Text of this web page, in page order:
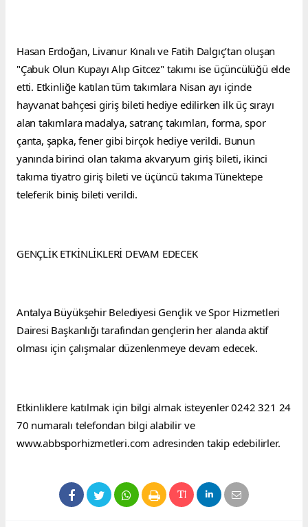
Hasan Erdoğan, Livanur Kınalı ve Fatih Dalgıç’tan oluşan
"Çabuk Olun Kupayı Alıp Gitcez" takımı ise üçüncülüğü elde
etti. Etkinliğe katılan tüm takımlara Nisan ayı içinde
hayvanat bahçesi giriş bileti hediye edilirken ilk üç sırayı
alan takımlara madalya, satranç takımları, forma, spor
çanta, şapka, fener gibi birçok hediye verildi. Bunun
yanında birinci olan takıma akvaryum giriş bileti, ikinci
takıma tiyatro giriş bileti ve üçüncü takıma Tünektepe
teleferik biniş bileti verildi.
GENÇLİK ETKİNLİKLERİ DEVAM EDECEK
Antalya Büyükşehir Belediyesi Gençlik ve Spor Hizmetleri
Dairesi Başkanlığı tarafından gençlerin her alanda aktif
olması için çalışmalar düzenlenmeye devam edecek.
Etkinliklere katılmak için bilgi almak isteyenler 0242 321 24
70 numaralı telefondan bilgi alabilir ve
www.abbsporhizmetleri.com adresinden takip edebilirler.